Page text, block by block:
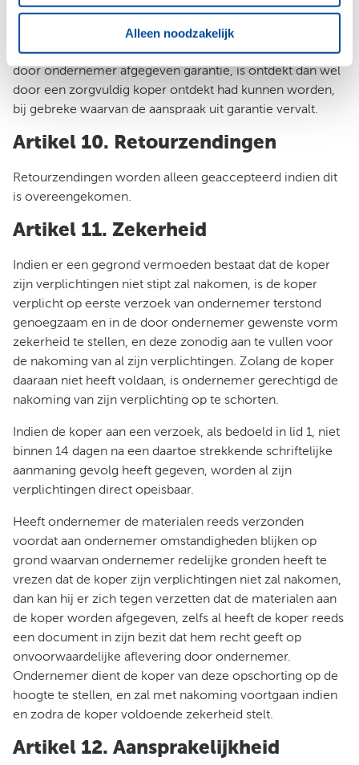
Alleen noodzakelijk
De koper dient ondernemer binnen een termijn van 8
dagen schriftelijk aansprakelijk te stellen, te rekenen vanaf
het tijdstip waarop het gebrek dat aanspraak geeft op de
door ondernemer afgegeven garantie, is ontdekt dan wel
door een zorgvuldig koper ontdekt had kunnen worden,
bij gebreke waarvan de aanspraak uit garantie vervalt.
Artikel 10. Retourzendingen
Retourzendingen worden alleen geaccepteerd indien dit
is overeengekomen.
Artikel 11. Zekerheid
Indien er een gegrond vermoeden bestaat dat de koper
zijn verplichtingen niet stipt zal nakomen, is de koper
verplicht op eerste verzoek van ondernemer terstond
genoegzaam en in de door ondernemer gewenste vorm
zekerheid te stellen, en deze zonodig aan te vullen voor
de nakoming van al zijn verplichtingen. Zolang de koper
daaraan niet heeft voldaan, is ondernemer gerechtigd de
nakoming van zijn verplichting op te schorten.
Indien de koper aan een verzoek, als bedoeld in lid 1, niet
binnen 14 dagen na een daartoe strekkende schriftelijke
aanmaning gevolg heeft gegeven, worden al zijn
verplichtingen direct opeisbaar.
Heeft ondernemer de materialen reeds verzonden
voordat aan ondernemer omstandigheden blijken op
grond waarvan ondernemer redelijke gronden heeft te
vrezen dat de koper zijn verplichtingen niet zal nakomen,
dan kan hij er zich tegen verzetten dat de materialen aan
de koper worden afgegeven, zelfs al heeft de koper reeds
een document in zijn bezit dat hem recht geeft op
onvoorwaardelijke aflevering door ondernemer.
Ondernemer dient de koper van deze opschorting op de
hoogte te stellen, en zal met nakoming voortgaan indien
en zodra de koper voldoende zekerheid stelt.
Artikel 12. Aansprakelijkheid